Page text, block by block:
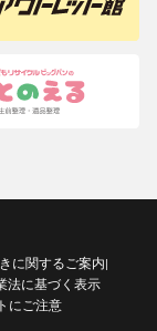
に関するご案内|
法に基づく表示
にご注意